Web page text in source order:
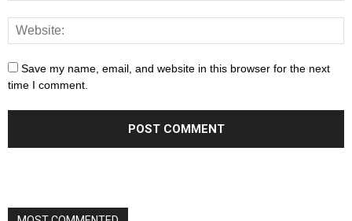
Save my name, email, and website in this browser for the next
time I comment.